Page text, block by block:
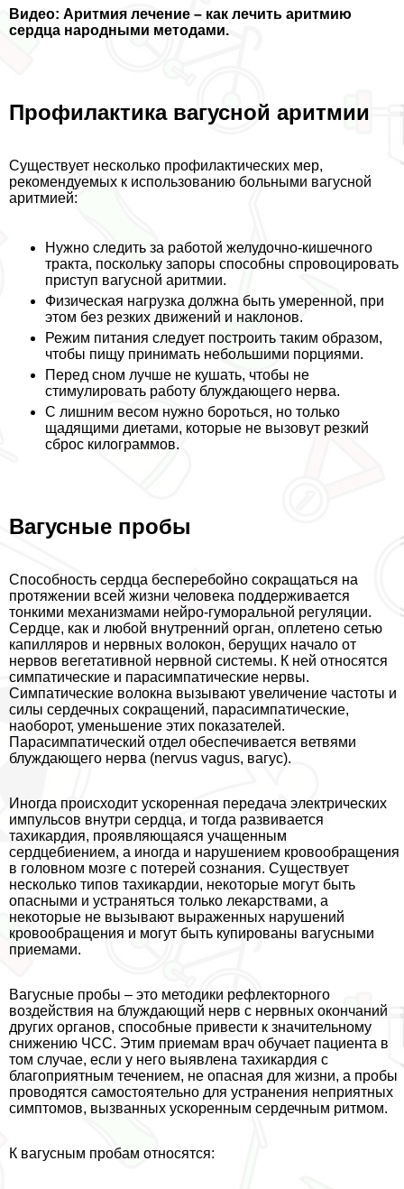
Видео: Аритмия лечение – как лечить аритмию
сердца народными методами.
Профилактика вагусной аритмии
Существует несколько профилактических мер,
рекомендуемых к использованию больными вагусной
аритмией:
Нужно следить за работой желудочно-кишечного
тpaкта, поскольку запоры способны спровоцировать
приступ вагусной аритмии.
Физическая нагрузка должна быть умеренной, при
этом без резких движений и наклонов.
Режим питания следует построить таким образом,
чтобы пищу принимать небольшими порциями.
Перед сном лучше не кушать, чтобы не
стимулировать работу блуждающего нерва.
С лишним весом нужно бороться, но только
щадящими диетами, которые не вызовут резкий
сброс килограммов.
Вагусные пробы
Способность сердца бесперебойно сокращаться на
протяжении всей жизни человека поддерживается
тонкими механизмами нейро-гумopaльной регуляции.
Сердце, как и любой внутренний орган, оплетено сетью
капилляров и нервных волокон, берущих начало от
нервов вегетативной нервной системы. К ней относятся
симпатические и парасимпатические нервы.
Симпатические волокна вызывают увеличение частоты и
силы сердечных сокращений, парасимпатические,
наоборот, уменьшение этих показателей.
Парасимпатический отдел обеспечивается ветвями
блуждающего нерва (nervus vagus, вагус).
Иногда происходит ускоренная передача электрических
импульсов внутри сердца, и тогда развивается
тахикардия, проявляющаяся учащенным
сердцебиением, а иногда и нарушением кровообращения
в головном мозге с потерей сознания. Существует
несколько типов тахикардии, некоторые могут быть
опасными и устраняться только лекарствами, а
некоторые не вызывают выраженных нарушений
кровообращения и могут быть купированы вагусными
приемами.
Вагусные пробы – это методики рефлекторного
воздействия на блуждающий нерв с нервных окончаний
других органов, способные привести к значительному
снижению ЧСС. Этим приемам врач обучает пациента в
том случае, если у него выявлена тахикардия с
благоприятным течением, не опасная для жизни, а пробы
проводятся самостоятельно для устранения неприятных
симптомов, вызванных ускоренным сердечным ритмом.
К вагусным пробам относятся: